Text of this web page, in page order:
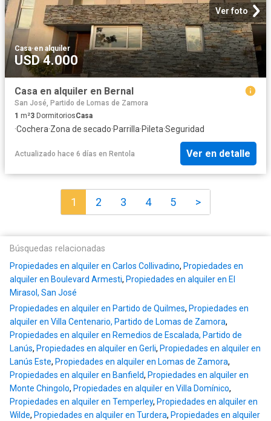
Ver foto
Casa·en alquiler
USD 4.000
Casa en alquiler en Bernal
San José, Partido de Lomas de Zamora
1 m²3 DormitoriosCasa
·Cochera·Zona de secado·Parrilla·Pileta·Seguridad
Actualizado hace 6 días en Rentola Ver en detalle
1 2 3 4 5 >
Búsquedas relacionadas
Propiedades en alquiler en Carlos Collivadino, Propiedades en
alquiler en Boulevard Armesti, Propiedades en alquiler en El
Mirasol, San José
Propiedades en alquiler en Partido de Quilmes, Propiedades en
alquiler en Villa Centenario, Partido de Lomas de Zamora,
Propiedades en alquiler en Remedios de Escalada, Partido de
Lanús, Propiedades en alquiler en Gerli, Propiedades en alquiler en
Lanús Este, Propiedades en alquiler en Lomas de Zamora,
Propiedades en alquiler en Banfield, Propiedades en alquiler en
Monte Chingolo, Propiedades en alquiler en Villa Domínico,
Propiedades en alquiler en Temperley, Propiedades en alquiler en
Wilde, Propiedades en alquiler en Turdera, Propiedades en alquiler